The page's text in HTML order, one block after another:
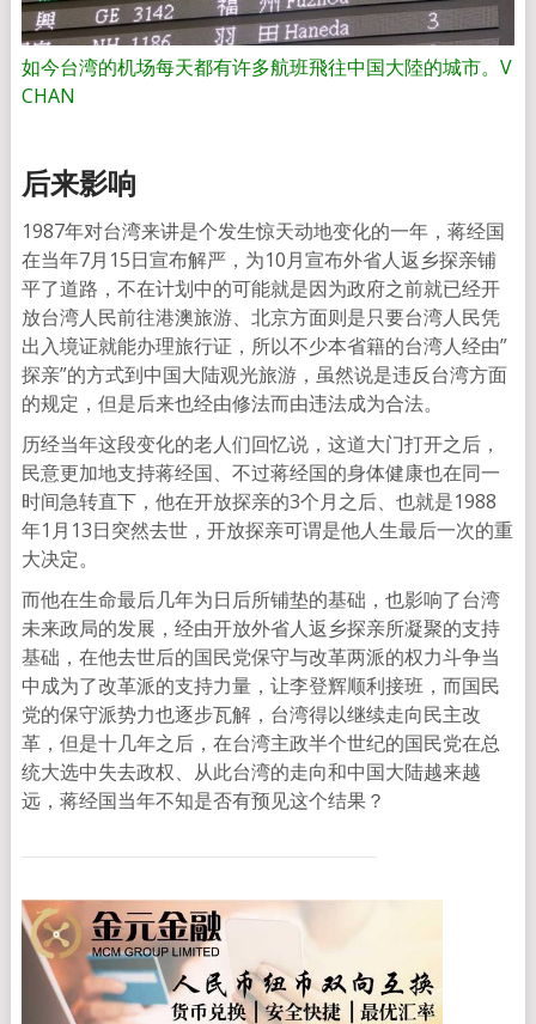
如今台湾的机场每天都有许多航班飛往中国大陸的城市。V
CHAN
后来影响
1987年对台湾来讲是个发生惊天动地变化的一年，蒋经国
在当年7月15日宣布解严，为10月宣布外省人返乡探亲铺
平了道路，不在计划中的可能就是因为政府之前就已经开
放台湾人民前往港澳旅游、北京方面则是只要台湾人民凭
出入境证就能办理旅行证，所以不少本省籍的台湾人经由”
探亲”的方式到中国大陆观光旅游，虽然说是违反台湾方面
的规定，但是后来也经由修法而由违法成为合法。
历经当年这段变化的老人们回忆说，这道大门打开之后，
民意更加地支持蒋经国、不过蒋经国的身体健康也在同一
时间急转直下，他在开放探亲的3个月之后、也就是1988
年1月13日突然去世，开放探亲可谓是他人生最后一次的重
大决定。
而他在生命最后几年为日后所铺垫的基础，也影响了台湾
未来政局的发展，经由开放外省人返乡探亲所凝聚的支持
基础，在他去世后的国民党保守与改革两派的权力斗争当
中成为了改革派的支持力量，让李登辉顺利接班，而国民
党的保守派势力也逐步瓦解，台湾得以继续走向民主改
革，但是十几年之后，在台湾主政半个世纪的国民党在总
统大选中失去政权、从此台湾的走向和中国大陆越来越
远，蒋经国当年不知是否有预见这个结果？